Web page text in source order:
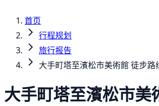
首页
行程规划
旅行报告
大手町塔至濱松市美術館 徒步路
大手町塔至濱松市美